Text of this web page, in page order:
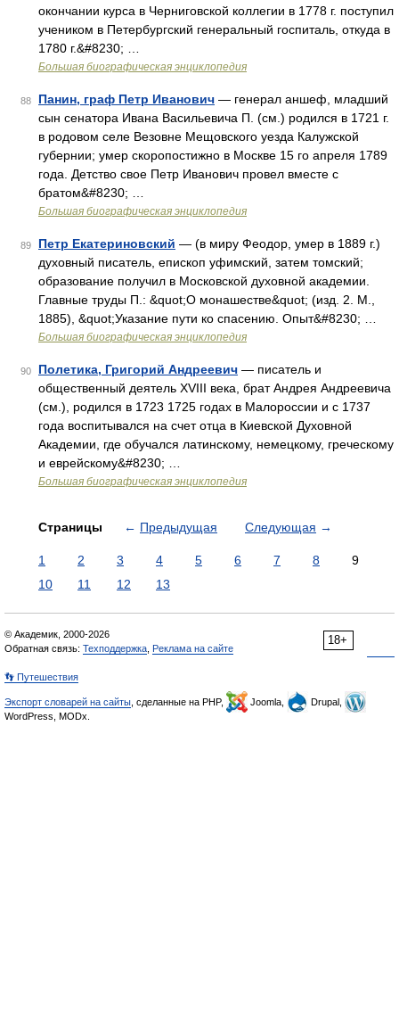
окончании курса в Черниговской коллегии в 1778 г. поступил
учеником в Петербургский генеральный госпиталь, откуда в
1780 г.&#8230; …
Большая биографическая энциклопедия
88 Панин, граф Петр Иванович — генерал аншеф, младший
сын сенатора Ивана Васильевича П. (см.) родился в 1721 г.
в родовом селе Везовне Мещовского уезда Калужской
губернии; умер скоропостижно в Москве 15 го апреля 1789
года. Детство свое Петр Иванович провел вместе с
братом&#8230; …
Большая биографическая энциклопедия
89 Петр Екатериновский — (в миру Феодор, умер в 1889 г.)
духовный писатель, епископ уфимский, затем томский;
образование получил в Московской духовной академии.
Главные труды П.: &quot;О монашестве&quot; (изд. 2. M.,
1885), &quot;Указание пути ко спасению. Опыт&#8230; …
Большая биографическая энциклопедия
90 Полетика, Григорий Андреевич — писатель и
общественный деятель XVIII века, брат Андрея Андреевича
(см.), родился в 1723 1725 годах в Малороссии и с 1737
года воспитывался на счет отца в Киевской Духовной
Академии, где обучался латинскому, немецкому, греческому
и еврейскому&#8230; …
Большая биографическая энциклопедия
Страницы ← Предыдущая Следующая →
1 2 3 4 5 6 7 8
9
10
11 12 13
18+
© Академик, 2000-2026
Обратная связь: Техподдержка Реклама на сайте
👣 Путешествия
Экспорт словарей на сайты , сделанные на PHP, Joomla,
Drupal,
WordPress, MODx.